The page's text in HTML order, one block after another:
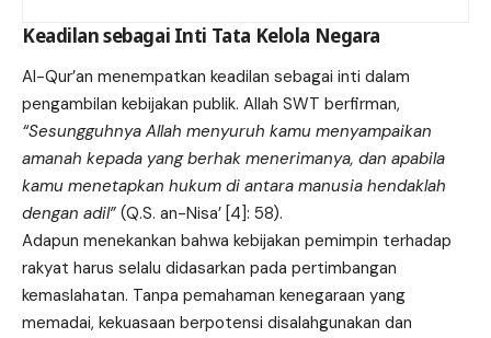
Keadilan sebagai Inti Tata Kelola Negara
Al-Qur’an menempatkan keadilan sebagai inti dalam
pengambilan kebijakan publik. Allah SWT berfirman,
“Sesungguhnya Allah menyuruh kamu menyampaikan
amanah kepada yang berhak menerimanya, dan apabila
kamu menetapkan hukum di antara manusia hendaklah
dengan adil” (Q.S. an-Nisa’ [4]: 58).
Adapun menekankan bahwa kebijakan pemimpin terhadap
rakyat harus selalu didasarkan pada pertimbangan
kemaslahatan. Tanpa pemahaman kenegaraan yang
memadai, kekuasaan berpotensi disalahgunakan dan